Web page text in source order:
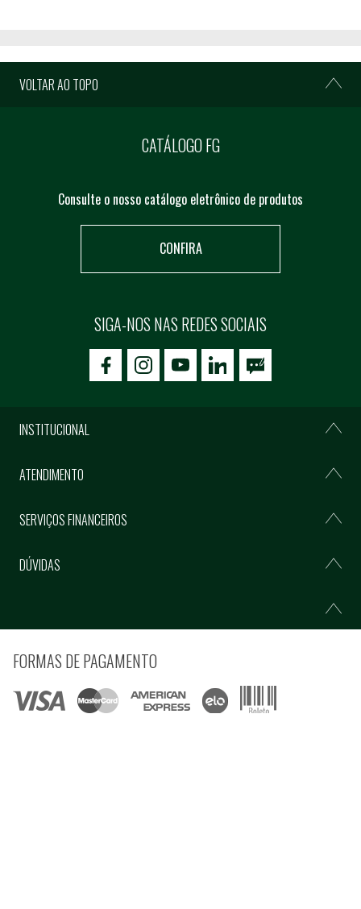
VOLTAR AO TOPO
CATÁLOGO FG
Consulte o nosso catálogo eletrônico de produtos
CONFIRA
SIGA-NOS NAS REDES SOCIAIS
icon-facebookicon-social02icon-social03
INSTITUCIONAL
ATENDIMENTO
SERVIÇOS FINANCEIROS
DÚVIDAS
FORMAS DE PAGAMENTO